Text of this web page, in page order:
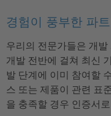
경험이 풍부한 파
우리의 전문가들은 개
개발 전반에 걸쳐 최신
발 단계에 이미 참여할
스 또는 제품이 관련 표
을 충족할 경우 인증서